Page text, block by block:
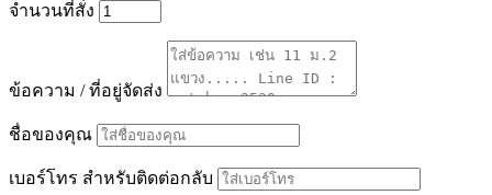
จำนวนที่สั่ง
ข้อความ / ที่อยู่จัดส่ง
ชื่อของคุณ
เบอร์โทร สำหรับติดต่อกลับ